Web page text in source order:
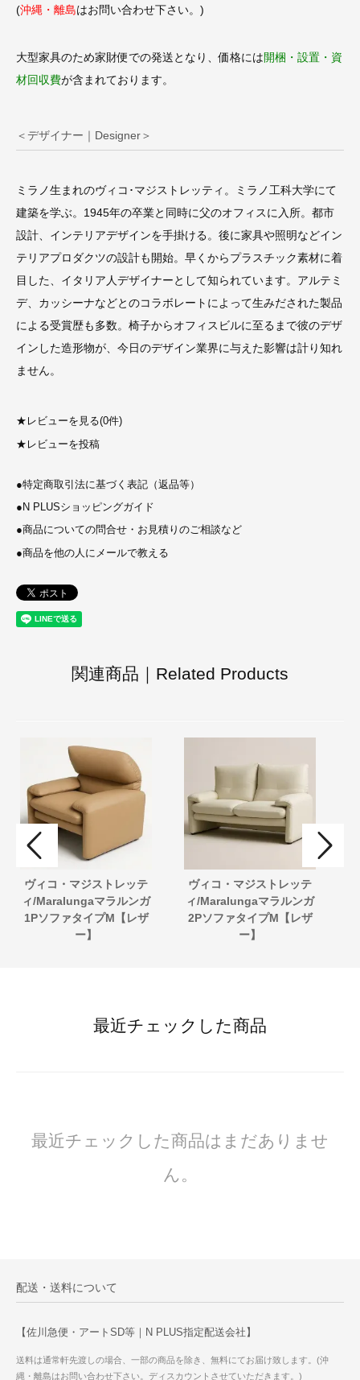
(沖縄・離島はお問い合わせ下さい。)
大型家具のため家財便での発送となり、価格には開梱・設置・資
材回収費が含まれております。
＜デザイナー｜Designer＞
ミラノ生まれのヴィコ･マジストレッティ。ミラノ工科大学にて
建築を学ぶ。1945年の卒業と同時に父のオフィスに入所。都市
設計、インテリアデザインを手掛ける。後に家具や照明などイン
テリアプロダクツの設計も開始。早くからプラスチック素材に着
目した、イタリア人デザイナーとして知られています。アルテミ
デ、カッシーナなどとのコラボレートによって生みだされた製品
による受賞歴も多数。椅子からオフィスビルに至るまで彼のデザ
インした造形物が、今日のデザイン業界に与えた影響は計り知れ
ません。
★ レビューを見る(0件)
★ レビューを投稿
●特定商取引法に基づく表記（返品等）
● N PLUSショッピングガイド
●商品についての問合せ・お見積りのご相談など
●商品を他の人にメールで教える
関連商品｜Related Products
ヴィコ・マジストレッテ
ィ/Maralungaマラルンガ
1PソファタイプM【レザ
ー】
ヴィコ・マジストレッテ
ィ/Maralungaマラルンガ
2PソファタイプM【レザ
ー】
最近チェックした商品
最近チェックした商品はまだありませ
ん。
配送・送料について
【佐川急便・アートSD等｜N PLUS指定配送会社】
送料は通常軒先渡しの場合、一部の商品を除き、無料にてお届け致します。(沖
縄・離島はお問い合わせ下さい。ディスカウントさせていただきます。)